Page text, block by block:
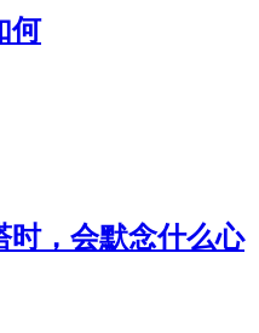
何
时，会默念什么心